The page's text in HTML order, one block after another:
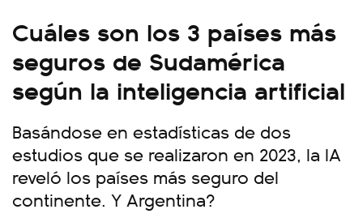
Cuáles son los 3 países más
seguros de Sudamérica
según la inteligencia artificial
Basándose en estadísticas de dos
estudios que se realizaron en 2023, la IA
reveló los países más seguro del
continente. Y Argentina?